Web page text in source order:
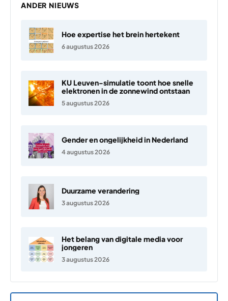
ANDER NIEUWS
Hoe expertise het brein hertekent
6 augustus 2026
KU Leuven-simulatie toont hoe snelle
elektronen in de zonnewind ontstaan
5 augustus 2026
Gender en ongelijkheid in Nederland
4 augustus 2026
Duurzame verandering
3 augustus 2026
Het belang van digitale media voor
jongeren
3 augustus 2026